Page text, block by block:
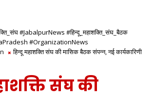
#JabalpurNews #हिन्दू_महाशक्ति_संघ_बैठक
#OrganizationNews
हिन्दू महाशक्ति संघ की मासिक बैठक संपन्न, नई कार्यकारिणी
संघ की